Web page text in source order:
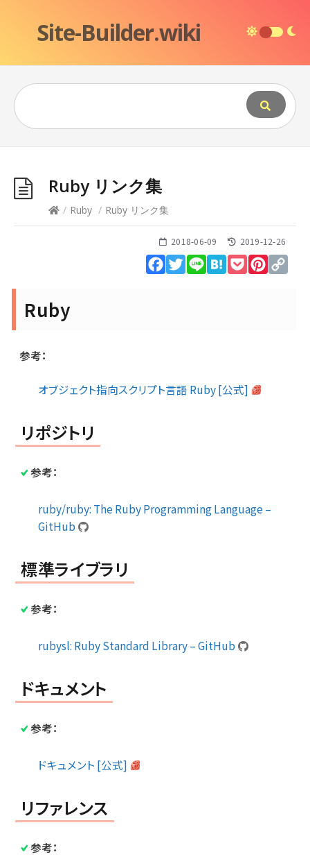
Site-Builder.wiki
Ruby リンク集
/ Ruby / Ruby リンク集
2018-06-09 2019-12-26
Facebook
Twitter
Line HatenaPocket
Ruby
参考：
オブジェクト指向スクリプト言語 Ruby [公式]
リポジトリ
参考：
ruby/ruby: The Ruby Programming Language –
GitHub
標準ライブラリ
参考：
rubysl: Ruby Standard Library – GitHub
ドキュメント
参考：
ドキュメント [公式]
リファレンス
参考：